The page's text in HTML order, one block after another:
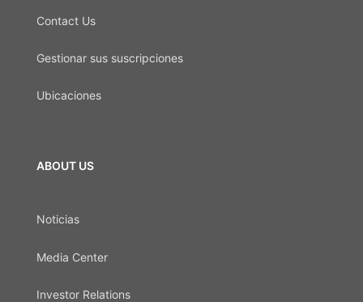
Contact Us
Gestionar sus suscripciones
Ubicaciones
ABOUT US
Noticias
Media Center
Investor Relations